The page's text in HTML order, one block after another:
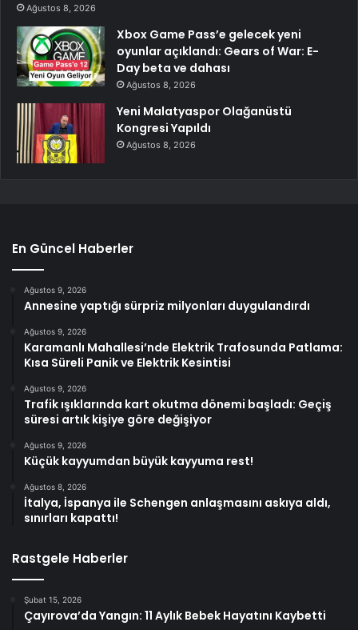
Ağustos 8, 2026
Xbox Game Pass’e gelecek yeni
oyunlar açıklandı: Gears of War: E-
Day beta ve dahası
Ağustos 8, 2026
Yeni Malatyaspor Olağanüstü
Kongresi Yapıldı
Ağustos 8, 2026
En Güncel Haberler
Ağustos 9, 2026
Annesine yaptığı sürpriz milyonları duygulandırdı
Ağustos 9, 2026
Karamanlı Mahallesi’nde Elektrik Trafosunda Patlama:
Kısa Süreli Panik ve Elektrik Kesintisi
Ağustos 9, 2026
Trafik ışıklarında kart okutma dönemi başladı: Geçiş
süresi artık kişiye göre değişiyor
Ağustos 9, 2026
Küçük kayyumdan büyük kayyuma rest!
Ağustos 8, 2026
İtalya, İspanya ile Schengen anlaşmasını askıya aldı,
sınırları kapattı!
Rastgele Haberler
Şubat 15, 2026
Çayırova’da Yangın: 11 Aylık Bebek Hayatını Kaybetti